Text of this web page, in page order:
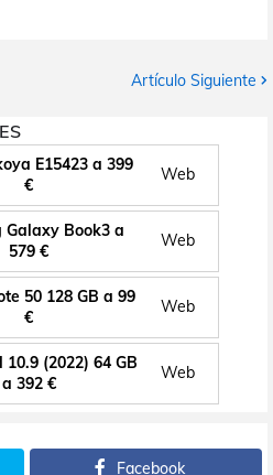
Artículo Siguiente
E15423 a 399
€
Web
Galaxy Book3 a
579 €
Web
50 128 GB a 99
€
Web
(2022) 64 GB
a 392 €
Web
Facebook